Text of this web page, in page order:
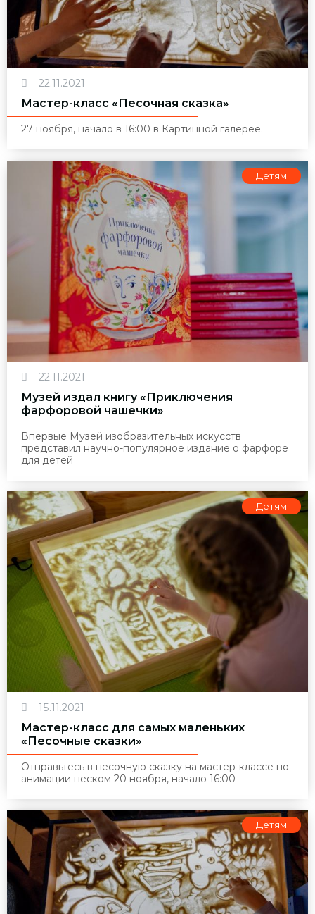
22.11.2021
Мастер-класс «Песочная сказка»
27 ноября, начало в 16:00 в Картинной галерее.
Детям
22.11.2021
Музей издал книгу «Приключения
фарфоровой чашечки»
Впервые Музей изобразительных искусств
представил научно-популярное издание о фарфоре
для детей
Детям
15.11.2021
Мастер-класс для самых маленьких
«Песочные сказки»
Отправьтесь в песочную сказку на мастер-классе по
анимации песком 20 ноября, начало 16:00
Детям